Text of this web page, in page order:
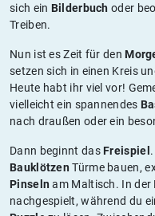
sich ein Bilderbuch oder
Treiben.
Nun ist es Zeit für den
setzen sich in einen Kreis
Heute habt ihr viel vor!
vielleicht ein spannendes
nach draußen oder ein
Dann beginnt das Freispiel
Bauklötzen Türme bauen,
Pinseln am Maltisch. In der
nachgespielt, während du